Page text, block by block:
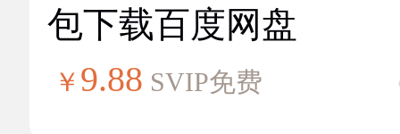
包下载百度网盘
￥ 9.88 SVIP免费